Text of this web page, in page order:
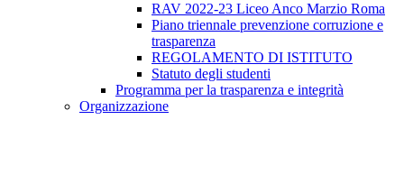
RAV 2022-23 Liceo Anco Marzio Roma
Piano triennale prevenzione corruzione e
trasparenza
REGOLAMENTO DI ISTITUTO
Statuto degli studenti
Programma per la trasparenza e integrità
Organizzazione